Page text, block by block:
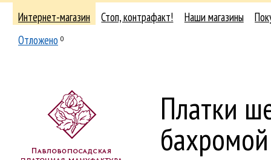
Интернет-магазин Стоп, контрафакт! Наши магазины
Отложено 0
Платки